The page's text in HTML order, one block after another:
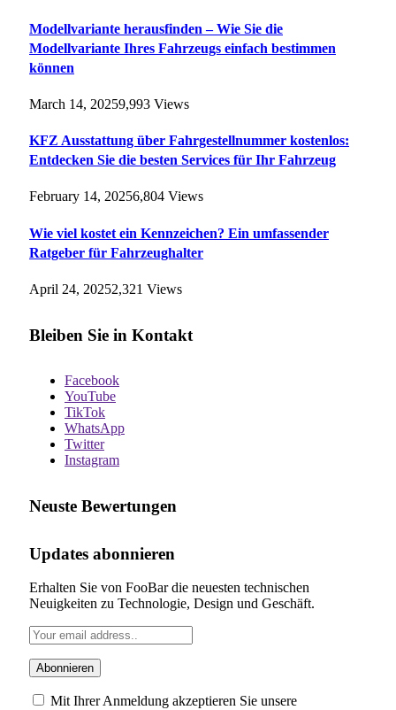
Modellvariante herausfinden – Wie Sie die
Modellvariante Ihres Fahrzeugs einfach bestimmen
können
March 14, 20259,993 Views
KFZ Ausstattung über Fahrgestellnummer kostenlos:
Entdecken Sie die besten Services für Ihr Fahrzeug
February 14, 20256,804 Views
Wie viel kostet ein Kennzeichen? Ein umfassender
Ratgeber für Fahrzeughalter
April 24, 20252,321 Views
Bleiben Sie in Kontakt
Facebook
YouTube
TikTok
WhatsApp
Twitter
Instagram
Neuste Bewertungen
Updates abonnieren
Erhalten Sie von FooBar die neuesten technischen
Neuigkeiten zu Technologie, Design und Geschäft.
Mit Ihrer Anmeldung akzeptieren Sie unsere